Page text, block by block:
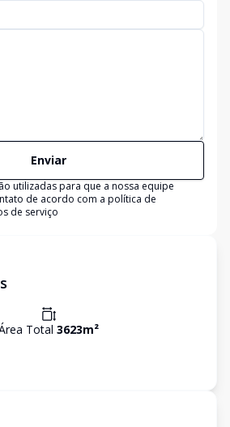
Enviar
utilizadas para que a nossa equipe
de acordo com a política de
de serviço
Total 3623m²